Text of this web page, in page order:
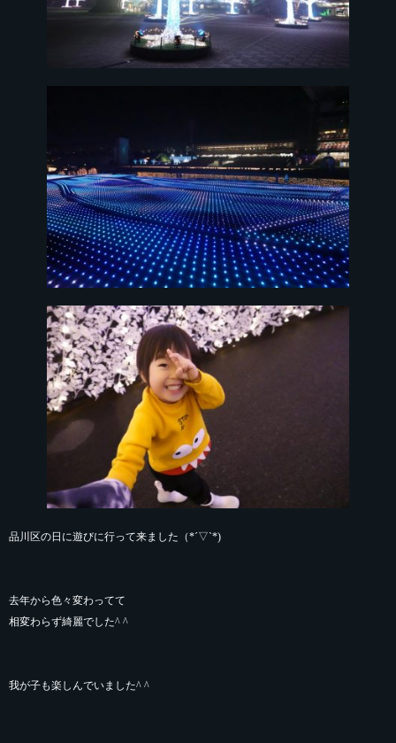
品川区の日に遊びに行って来ました（*´▽`*)
去年から色々変わってて
相変わらず綺麗でした^ ^
我が子も楽しんでいました^ ^